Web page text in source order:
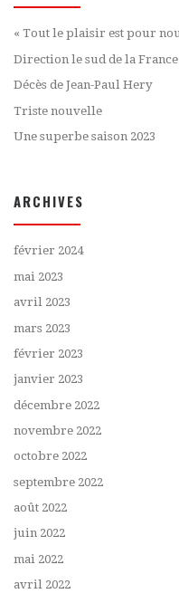
« Tout le plaisir est pour
Direction le sud de la France
Décès de Jean-Paul Hery
Triste nouvelle
Une superbe saison 2023
ARCHIVES
février 2024
mai 2023
avril 2023
mars 2023
février 2023
janvier 2023
décembre 2022
novembre 2022
octobre 2022
septembre 2022
août 2022
juin 2022
mai 2022
avril 2022